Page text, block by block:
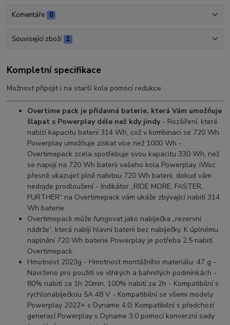
Komentáře 0
Související zboží 1
Kompletní specifikace
Možnost připojit i na starší kola pomocí redukce
Overtime pack je přídavná baterie, která Vám umožňuje
šlapat s Powerplay déle než kdy jindy - Rozšíření, které
nabízí kapacitu baterií 314 Wh, což v kombinaci se 720 Wh
Powerplay umožňuje získat více než 1000 Wh -
Overtimepack zcela spotřebuje svou kapacitu 330 Wh, než
se napojí na 720 Wh baterii vašeho kola Powerplay. iWoc
přesně ukazujet plně nabitou 720 Wh baterii, dokud vám
nedojde prodloužení - Indikátor „RIDE MORE, FASTER,
FURTHER“ na Overtimepack vám ukáže zbývající nabití 314
Wh baterie
Overtimepack může fungovat jako nabíječka „rezervní
nádrže“, která nabíjí hlavní baterii bez nabíječky. K úplnému
naplnění 720 Wh baterie Powerplay je potřeba 2,5 nabití
Overtimepack.
Hmotnost 2023g - Hmotnost montážního materiálu: 47 g -
Navrženo pro použití ve vlhkých a bahnitých podmínkách -
80% nabití za 1h 20min, 100% nabití za 2h - Kompatibilní s
rychlonabíječkou 5A 48 V - Kompatibilní se všemi modely
Powerplay 2022+ s Dyname 4.0; Kompatibilní s předchozí
generací Powerplay s Dyname 3.0 pomocí konverzní sady